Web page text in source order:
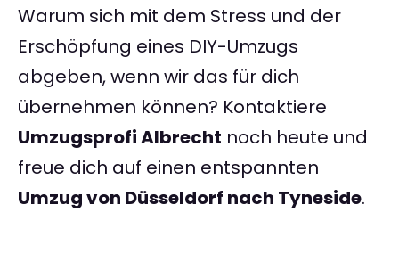
Warum sich mit dem Stress und der
Erschöpfung eines DIY-Umzugs
abgeben, wenn wir das für dich
übernehmen können? Kontaktiere
Umzugsprofi Albrecht noch heute und
freue dich auf einen entspannten
Umzug von Düsseldorf nach Tyneside.